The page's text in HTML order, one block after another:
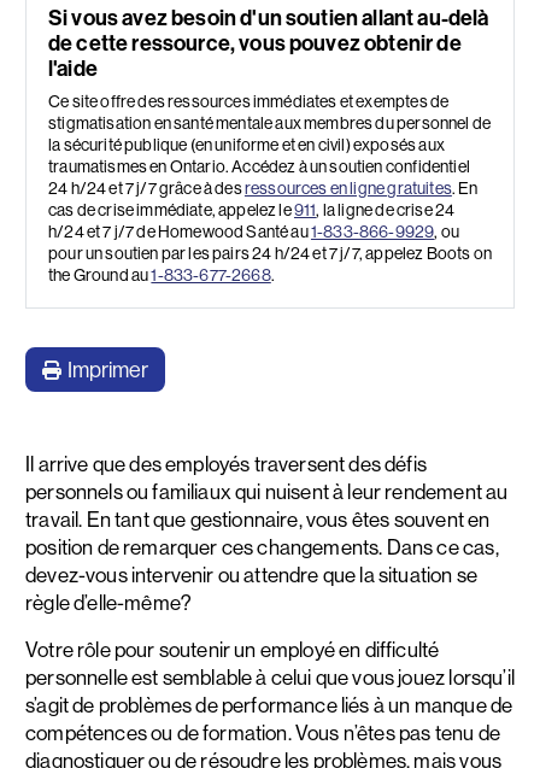
Si vous avez besoin d'un soutien allant au-delà
de cette ressource, vous pouvez obtenir de
l'aide
Ce site offre des ressources immédiates et exemptes de
stigmatisation en santé mentale aux membres du personnel de
la sécurité publique (en uniforme et en civil) exposés aux
traumatismes en Ontario. Accédez à un soutien confidentiel
24 h/24 et 7 j/7 grâce à desressources en ligne gratuites. En
cas de crise immédiate, appelez le911, la ligne de crise 24
h/24 et 7 j/7 de Homewood Santé au1-833-866-9929, ou
pour un soutien par les pairs 24 h/24 et 7 j/7, appelez Boots on
the Ground au1-833-677-2668.
Imprimer
Il arrive que des employés traversent des défis
personnels ou familiaux qui nuisent à leur rendement au
travail. En tant que gestionnaire, vous êtes souvent en
position de remarquer ces changements. Dans ce cas,
devez-vous intervenir ou attendre que la situation se
règle d’elle-même?
Votre rôle pour soutenir un employé en difficulté
personnelle est semblable à celui que vous jouez lorsqu’il
s’agit de problèmes de performance liés à un manque de
compétences ou de formation. Vous n’êtes pas tenu de
diagnostiquer ou de résoudre les problèmes, mais vous